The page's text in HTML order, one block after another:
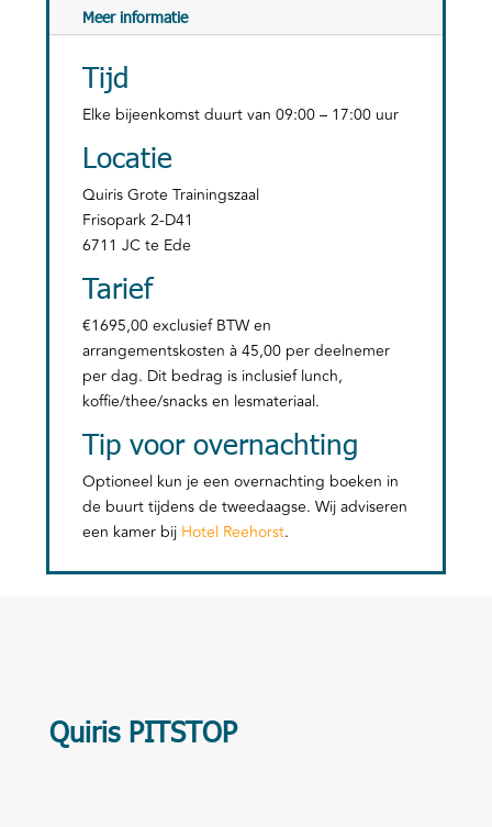
Meer informatie
Tijd
Elke bijeenkomst duurt van 09:00 – 17:00 uur
Locatie
Quiris Grote Trainingszaal
Frisopark 2-D41
6711 JC te Ede
Tarief
€1695,00 exclusief BTW en
arrangementskosten à 45,00 per deelnemer
per dag. Dit bedrag is inclusief lunch,
koffie/thee/snacks en lesmateriaal.
Tip voor overnachting
Optioneel kun je een overnachting boeken in
de buurt tijdens de tweedaagse. Wij adviseren
een kamer bij Hotel Reehorst.
Quiris PITSTOP